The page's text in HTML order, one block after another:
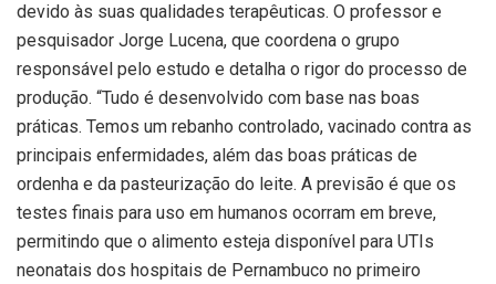
devido às suas qualidades terapêuticas. O professor e
pesquisador Jorge Lucena, que coordena o grupo
responsável pelo estudo e detalha o rigor do processo de
produção. “Tudo é desenvolvido com base nas boas
práticas. Temos um rebanho controlado, vacinado contra as
principais enfermidades, além das boas práticas de
ordenha e da pasteurização do leite. A previsão é que os
testes finais para uso em humanos ocorram em breve,
permitindo que o alimento esteja disponível para UTIs
neonatais dos hospitais de Pernambuco no primeiro